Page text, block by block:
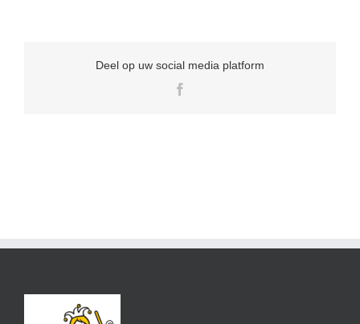
Deel op uw social media platform